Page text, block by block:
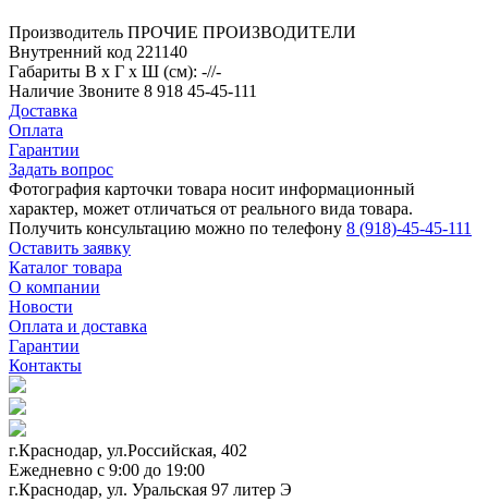
Производитель ПРОЧИЕ ПРОИЗВОДИТЕЛИ
Внутренний код 221140
Габариты В х Г х Ш (см): -//-
Наличие Звоните 8 918 45-45-111
Доставка
Оплата
Гарантии
Задать вопрос
Фотография карточки товара носит информационный
характер, может отличаться от реального вида товара.
Получить консультацию можно по телефону 8 (918)-45-45-111
Оставить заявку
Каталог товара
О компании
Новости
Оплата и доставка
Гарантии
Контакты
г.Краснодар, ул.Российская, 402
Ежедневно c 9:00 до 19:00
г.Краснодар, ул. Уральская 97 литер Э